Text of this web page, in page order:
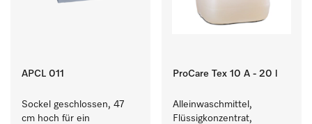
APCL 011
Sockel geschlossen, 47
cm hoch für ein
ProCare Tex 10 A - 20 l
Alleinwaschmittel,
Flüssigkonzentrat,